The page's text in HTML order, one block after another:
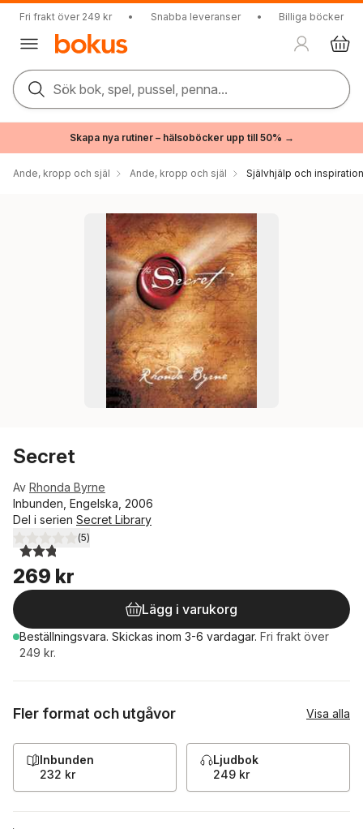
Fri frakt över 249 kr • Snabba leveranser • Billiga böcker
Sök bok, spel, pussel, penna...
Skapa nya rutiner – hälsoböcker upp till 50% →
Ande, kropp och själ Ande, kropp och själ Självhjälp och inspiration
Secret
Av Rhonda Byrne
Inbunden, Engelska, 2006
Del i serien Secret Library
2,8utav 5 stjärnor. Totalt antal röster:
(5)
269 kr
Lägg i varukorg
Beställningsvara. Skickas inom 3-6 vardagar. Fri frakt över
249 kr.
Fler format och utgåvor Visa alla
Inbunden
232 kr
Ljudbok
249 kr